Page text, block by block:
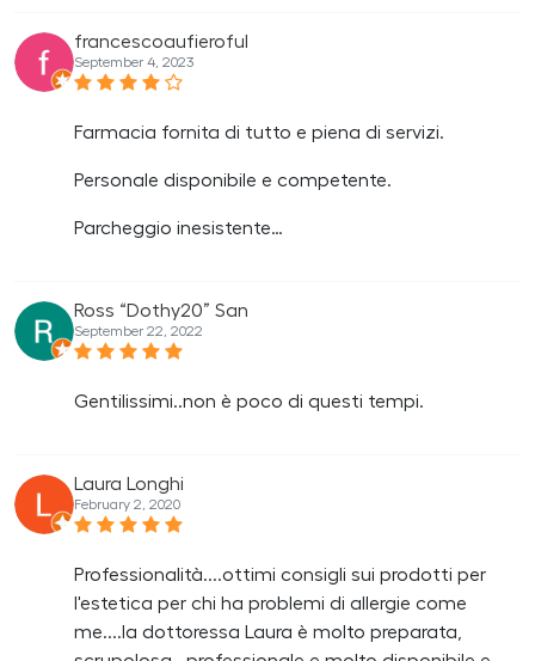
francescoaufieroful
September 4, 2023
Farmacia fornita di tutto e piena di servizi.
Personale disponibile e competente.
Parcheggio inesistente…
Ross “Dothy20” San
September 22, 2022
Gentilissimi..non è poco di questi tempi.
Laura Longhi
February 2, 2020
Professionalità....ottimi consigli sui prodotti per
l'estetica per chi ha problemi di allergie come
me....la dottoressa Laura è molto preparata,